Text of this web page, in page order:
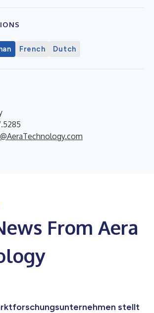
French Dutch
From Aera
stellt